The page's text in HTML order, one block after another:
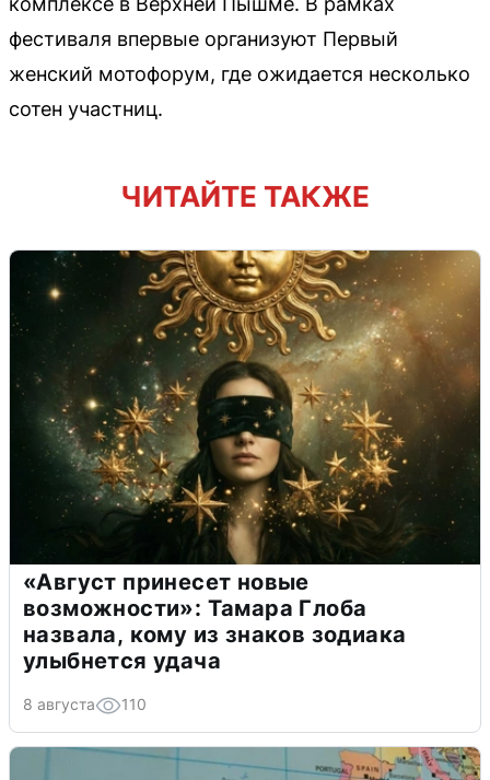
фестиваля впервые организуют Первый
женский мотофорум, где ожидается несколько
сотен участниц.
ЧИТАЙТЕ ТАКЖЕ
«Август принесет новые
возможности»: Тамара Глоба
назвала, кому из знаков зодиака
улыбнется удача
8 августа 110